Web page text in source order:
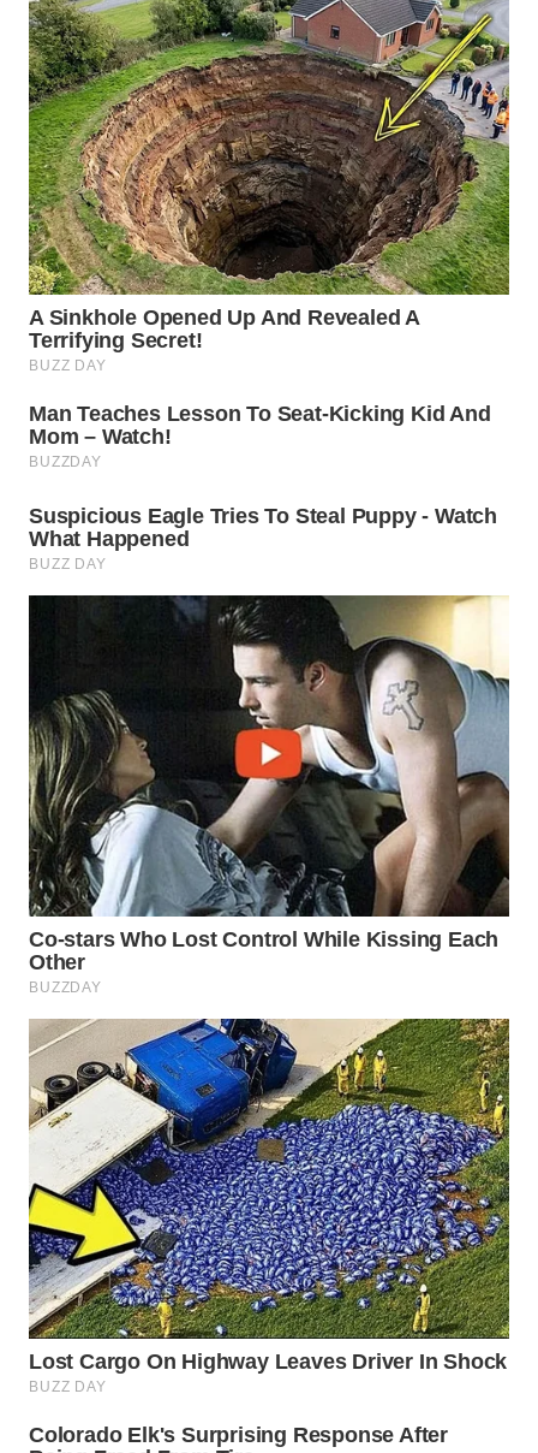
WN
INDRAMAYU
WN
KUNINGAN
WN
MAJALENGKA
WN
SUBANG
WN
SUKABUMI
PURWAKARTA
PRIANGAN
WN
SEMARANG
WN
SOLO
WN
BOROBUDUR
WN
MADURA
WN
SURABAYA
WN
NATUNA
WN
BINTAN
WN
LIKUPANG